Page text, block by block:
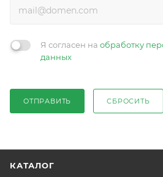
Я согласен на обработку
данных
ОТПРАВИТЬ СБРОСИТЬ
КАТАЛОГ